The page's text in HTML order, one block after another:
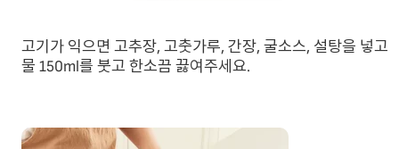
고기가 익으면 고추장, 고춧가루, 간장, 굴소스, 설탕을 넣고
물 150ml를 붓고 한소끔 끓여주세요.